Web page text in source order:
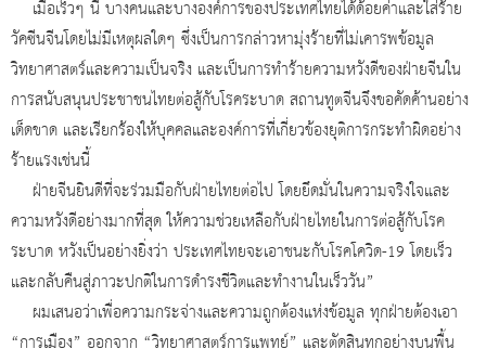
เมื่อเร็วๆ นี้ บางคนและบางองค์การของประเทศไทยได้ด้อยค่าและใส่ร้าย
วัคซีนจีนโดยไม่มีเหตุผลใดๆ ซึ่งเป็นการกล่าวหามุ่งร้ายที่ไม่เคารพข้อมูล
วิทยาศาสตร์และความเป็นจริง และเป็นการทำร้ายความหวังดีของฝ่ายจีนใน
การสนับสนุนประชาชนไทยต่อสู้กับโรคระบาด สถานทูตจีนจึงขอคัดค้านอย่าง
เด็ดขาด และเรียกร้องให้บุคคลและองค์การที่เกี่ยวข้องยุติการกระทำผิดอย่าง
ร้ายแรงเช่นนี้
ฝ่ายจีนยินดีที่จะร่วมมือกับฝ่ายไทยต่อไป โดยยึดมั่นในความจริงใจและ
ความหวังดีอย่างมากที่สุด ให้ความช่วยเหลือกับฝ่ายไทยในการต่อสู้กับโรค
ระบาด หวังเป็นอย่างยิ่งว่า ประเทศไทยจะเอาชนะกับโรคโควิด-19 โดยเร็ว
และกลับคืนสู่ภาวะปกติในการดำรงชีวิตและทำงานในเร็ววัน”
ผมเสนอว่าเพื่อความกระจ่างและความถูกต้องแห่งข้อมูล ทุกฝ่ายต้องเอา